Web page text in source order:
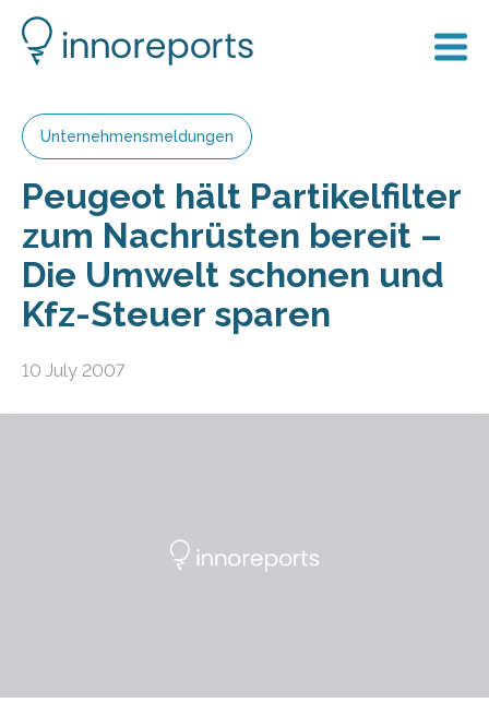
Unternehmensmeldungen
Peugeot hält Partikelfilter
zum Nachrüsten bereit –
Die Umwelt schonen und
Kfz-Steuer sparen
10 July 2007